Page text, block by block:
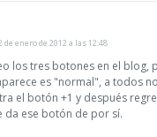
de enero de 2012 a las 12:48
los tres botones en el blog,
es "normal", a todos
el botón +1 y después
da ese botón de por sí.